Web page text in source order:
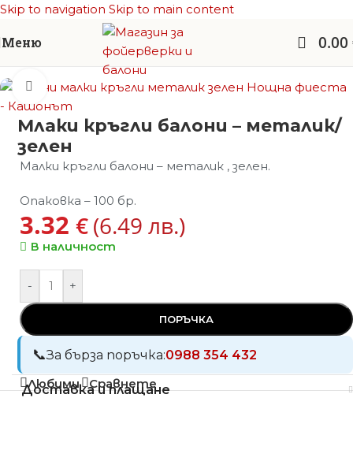
Skip to navigation Skip to main content
Меню 0.00
Балони латекс / Балони - металик
Увеличи
Млаки кръгли балони – металик/
зелен
Малки кръгли балони – металик , зелен.
Опаковка – 100 бр.
3.32 €(6.49 лв.)
В наличност
- +
ПОРЪЧКА
За бърза поръчка:0988 354 432
Любими
Сравнете
Доставка и плащане